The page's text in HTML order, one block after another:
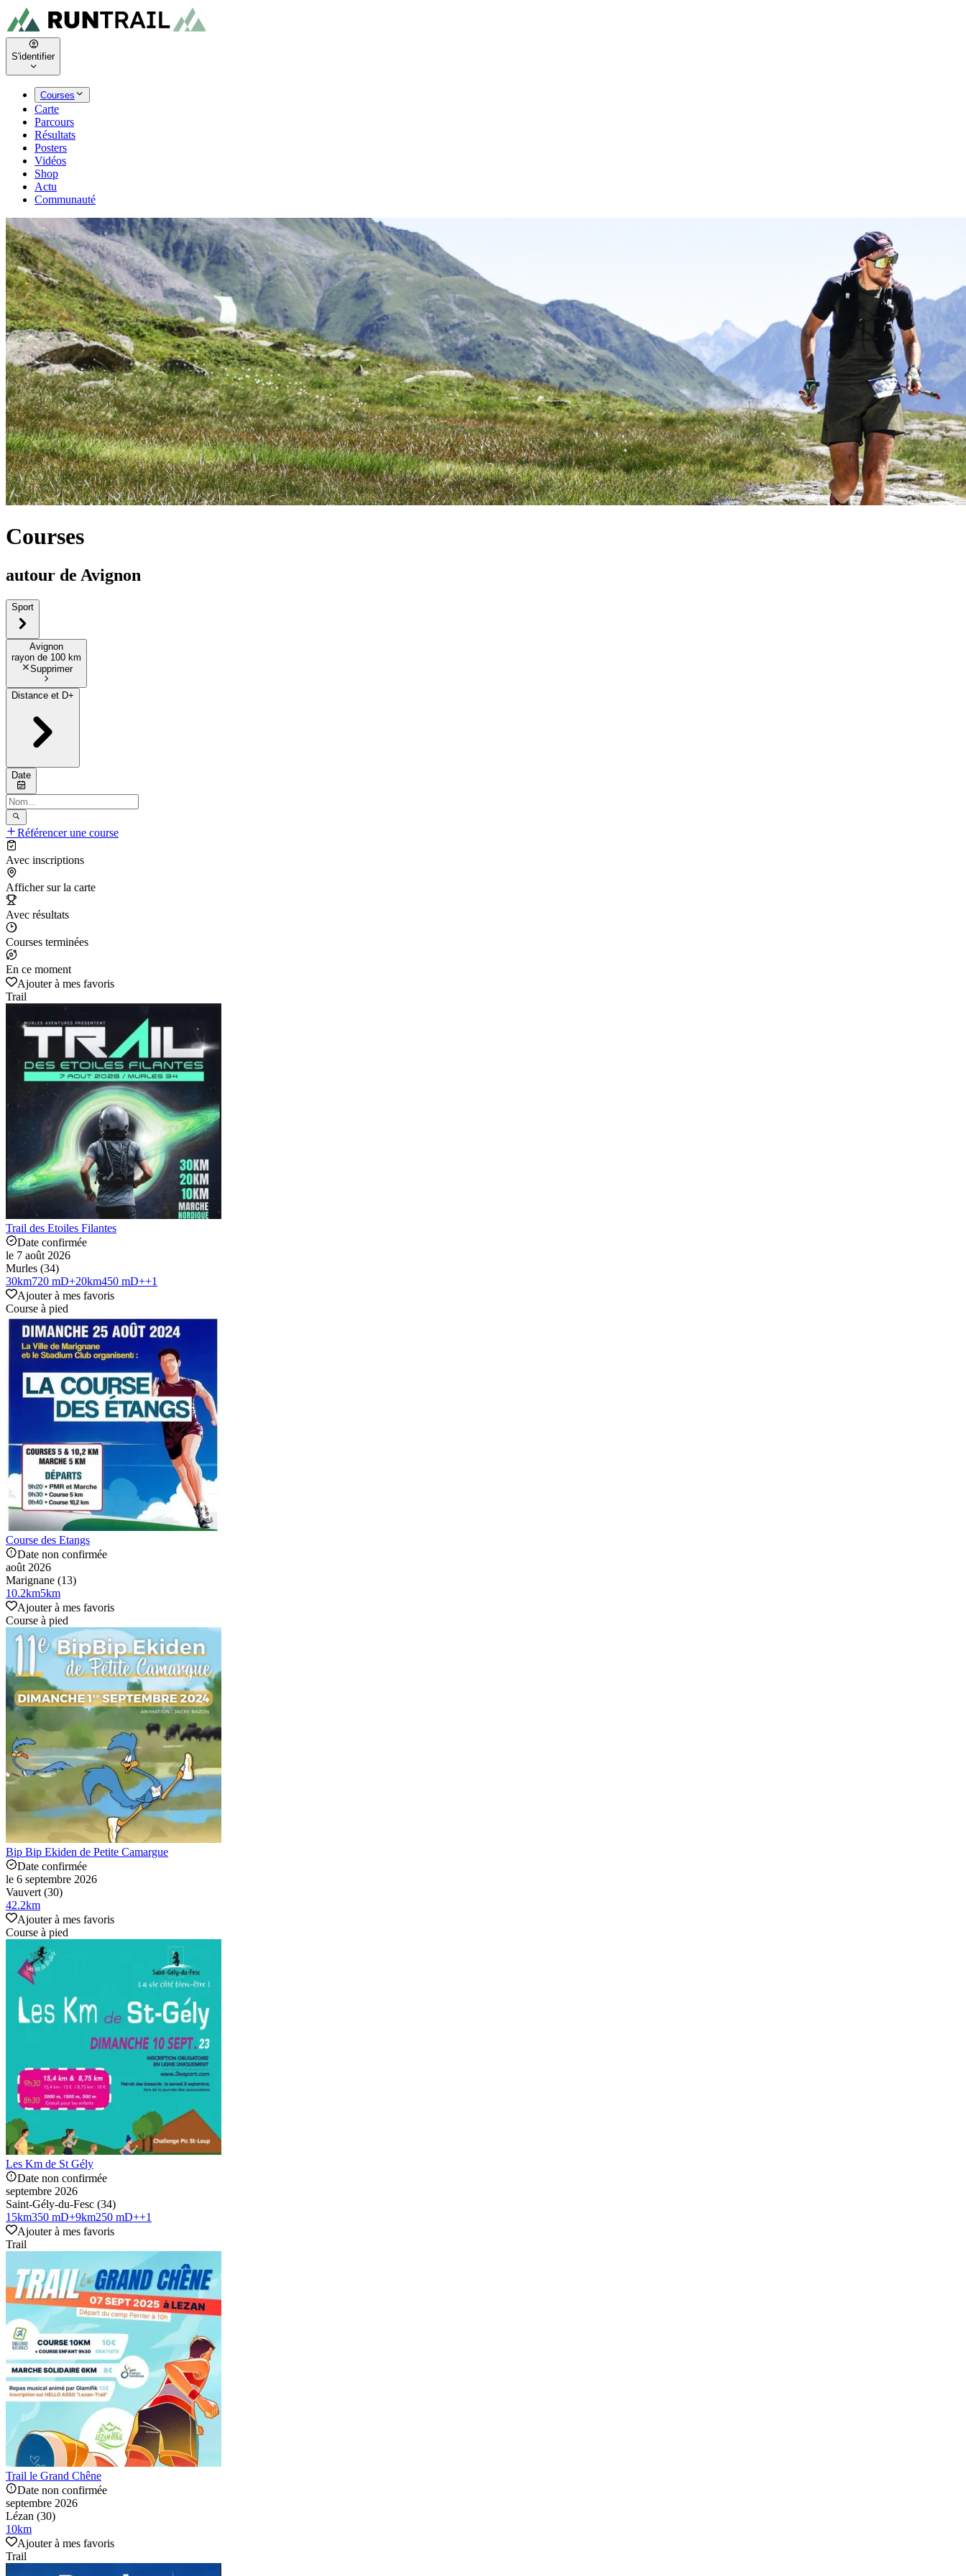
S'identifier
Courses
Carte
Parcours
Résultats
Posters
Vidéos
Shop
Actu
Communauté
Courses
autour de Avignon
Sport
Avignon
rayon de 100 km
Supprimer
Distance et D+
Date
Référencer une course
Avec inscriptions
Afficher sur la carte
Avec résultats
Courses terminées
En ce moment
Ajouter à mes favoris
Trail
Trail des Etoiles Filantes
Date confirmée
le 7 août 2026
Murles (34)
30km720 mD+20km450 mD++1
Ajouter à mes favoris
Course à pied
Course des Etangs
Date non confirmée
août 2026
Marignane (13)
10.2km5km
Ajouter à mes favoris
Course à pied
Bip Bip Ekiden de Petite Camargue
Date confirmée
le 6 septembre 2026
Vauvert (30)
42.2km
Ajouter à mes favoris
Course à pied
Les Km de St Gély
Date non confirmée
septembre 2026
Saint-Gély-du-Fesc (34)
15km350 mD+9km250 mD++1
Ajouter à mes favoris
Trail
Trail le Grand Chêne
Date non confirmée
septembre 2026
Lézan (30)
10km
Ajouter à mes favoris
Trail